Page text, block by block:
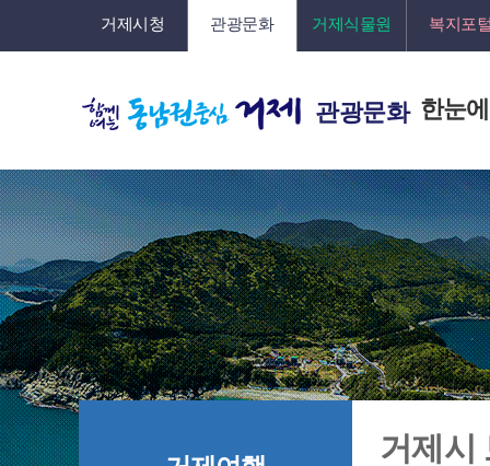
거제시청 관광문화 거제식물원 복지포
관광문화 한눈
거제시